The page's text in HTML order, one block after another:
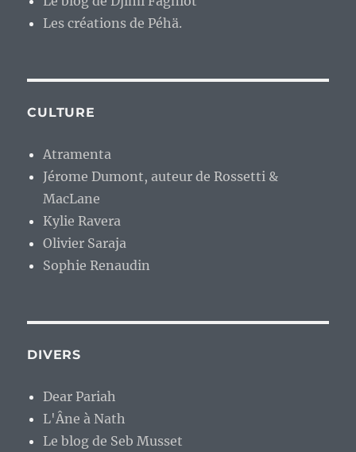
Les créations de Péhä.
CULTURE
Atramenta
Jérome Dumont, auteur de Rossetti &
MacLane
Kylie Ravera
Olivier Saraja
Sophie Renaudin
DIVERS
Dear Pariah
L'Âne à Nath
Le blog de Seb Musset